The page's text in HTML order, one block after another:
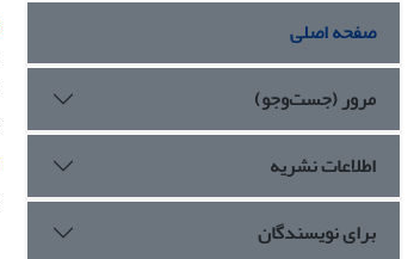
صفحه اصلی
مرور (جست‌وجو)
اطلاعات نشریه
برای نویسندگان